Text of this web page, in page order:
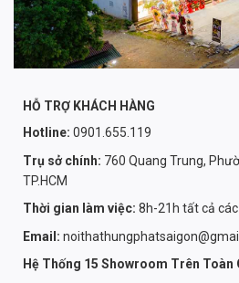
HỖ TRỢ KHÁCH HÀNG
Hotline: 0901.655.119
Trụ sở chính: 760 Quang Trung,
TP.HCM
Thời gian làm việc: 8h-21h tất cả
Email:
Hệ Thống 15 Showroom Trên Toàn